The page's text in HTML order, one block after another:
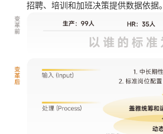
招聘、培训和加班决策提供数据依据。